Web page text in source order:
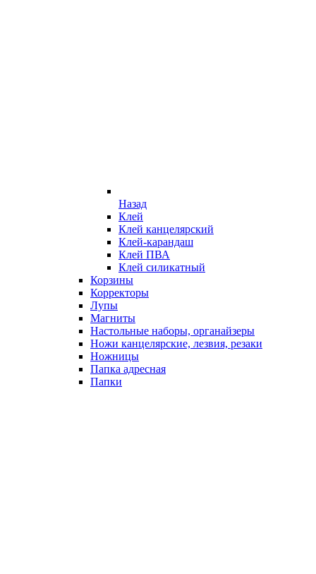
Назад
Клей
Клей канцелярский
Клей-карандаш
Клей ПВА
Клей силикатный
Корзины
Корректоры
Лупы
Магниты
Настольные наборы, органайзеры
Ножи канцелярские, лезвия, резаки
Ножницы
Папка адресная
Папки